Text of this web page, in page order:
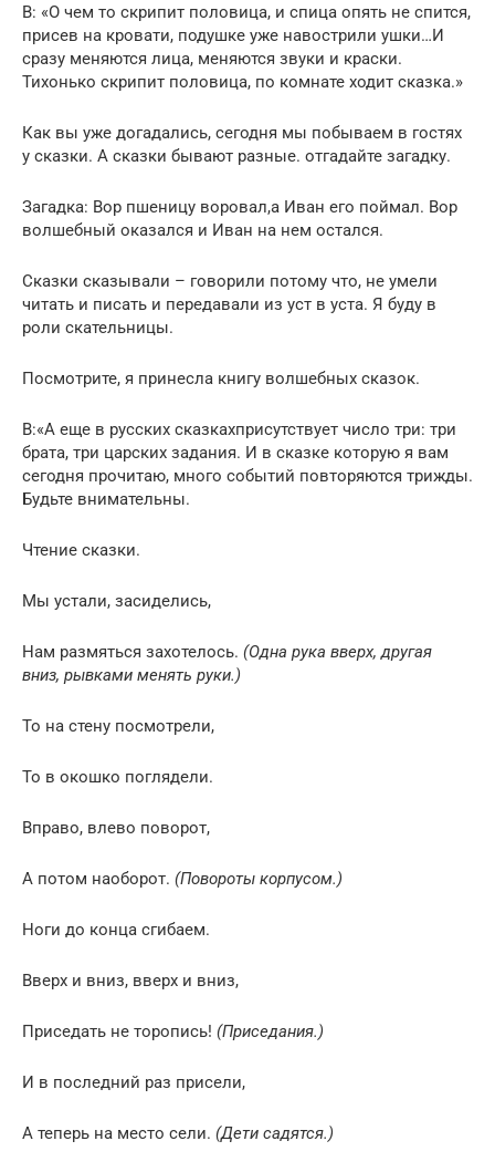
В: «О чем то скрипит половица, и спица опять не спится,
присев на кровати, подушке уже навострили ушки…И
сразу меняются лица, меняются звуки и краски.
Тихонько скрипит половица, по комнате ходит сказка.»
Как вы уже догадались, сегодня мы побываем в гостях
у сказки. А сказки бывают разные. отгадайте загадку.
Загадка: Вор пшеницу воровал,а Иван его поймал. Вор
волшебный оказался и Иван на нем остался.
Сказки сказывали – говорили потому что, не умели
читать и писать и передавали из уст в уста. Я буду в
роли скательницы.
Посмотрите, я принесла книгу волшебных сказок.
В:«А еще в русских сказкахприсутствует число три: три
брата, три царских задания. И в сказке которую я вам
сегодня прочитаю, много событий повторяются трижды.
Будьте внимательны.
Чтение сказки.
Мы устали, засиделись,
Нам размяться захотелось. (Одна рука вверх, другая
вниз, рывками менять руки.)
То на стену посмотрели,
То в окошко поглядели.
Вправо, влево поворот,
А потом наоборот. (Повороты корпусом.)
Ноги до конца сгибаем.
Вверх и вниз, вверх и вниз,
Приседать не торопись! (Приседания.)
И в последний раз присели,
А теперь на место сели. (Дети садятся.)